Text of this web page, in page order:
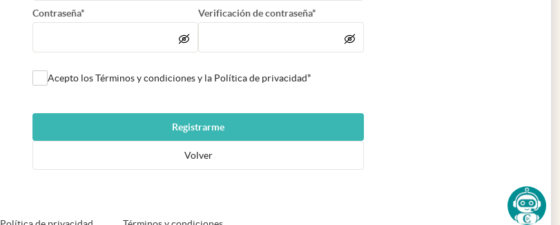
Contraseña* Verificación de contraseña*
Acepto los Términos y condiciones y la Política de privacidad*
Registrarme
Volver